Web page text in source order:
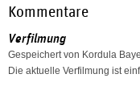
Kommentare
Verfilmung
Gespeichert von Kordula
Die aktuelle Verfilmung ist